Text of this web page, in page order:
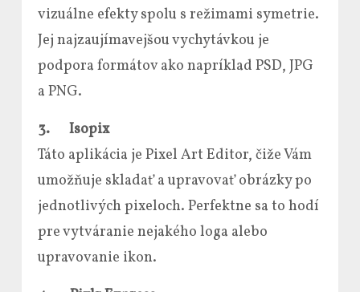
vizuálne efekty spolu s režimami symetrie.
Jej najzaujímavejšou vychytávkou je
podpora formátov ako napríklad PSD, JPG
a PNG.
3. Isopix
Táto aplikácia je Pixel Art Editor, čiže Vám
umožňuje skladať a upravovať obrázky po
jednotlivých pixeloch. Perfektne sa to hodí
pre vytváranie nejakého loga alebo
upravovanie ikon.